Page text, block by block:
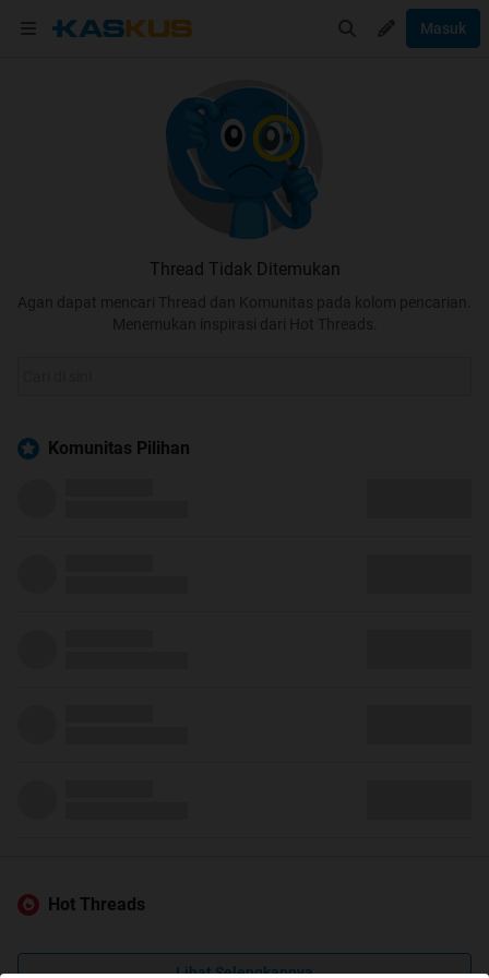
Masuk
Thread Tidak Ditemukan
Agan dapat mencari Thread dan Komunitas pada kolom pencarian.
Menemukan inspirasi dari Hot Threads.
Komunitas Pilihan
Hot Threads
Lihat Selengkapnya